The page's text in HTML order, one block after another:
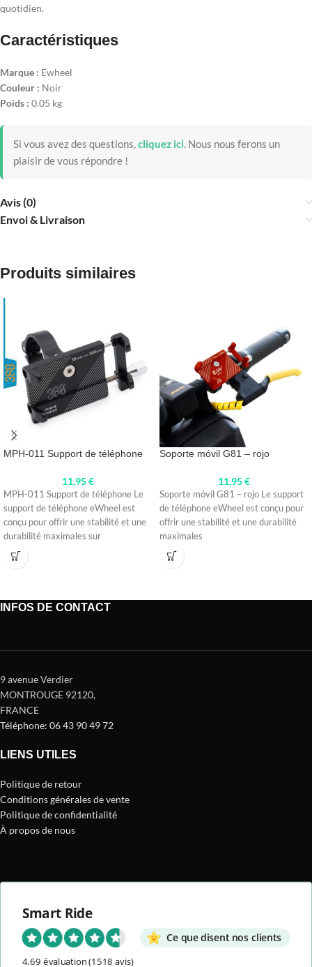
quotidien.
Caractéristiques
Marque : Ewheel
Couleur : Noir
Poids : 0.05 kg
Si vous avez des questions,cliquez ici. Nous nous ferons un
plaisir de vous répondre !
Avis (0)
Envoi & Livraison
Produits similaires
MPH-011 Support de téléphone
11,95€
MPH-011 Support de téléphone Le
support de téléphone eWheel est
conçu pour offrir une stabilité et une
durabilité maximales sur
Soporte móvil G81 – rojo
11,95€
Soporte móvil G81 – rojo Le support
de téléphone eWheel est conçu pour
offrir une stabilité et une durabilité
maximales
INFOS DE CONTACT
9 avenue Verdier
MONTROUGE 92120,
FRANCE
Téléphone: 06 43 90 49 72
LIENS UTILES
Politique de retour
Conditions générales de vente
Politique de confidentialité
À propos de nous
Smart Ride
Ce que disent nos clients
4.69 évaluation(1518 avis)